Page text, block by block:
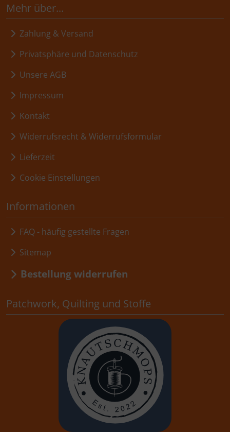
Mehr über...
Zahlung & Versand
Privatsphäre und Datenschutz
Unsere AGB
Impressum
Kontakt
Widerrufsrecht & Widerrufsformular
Lieferzeit
Cookie Einstellungen
Informationen
FAQ - häufig gestellte Fragen
Sitemap
Bestellung widerrufen
Patchwork, Quilting und Stoffe